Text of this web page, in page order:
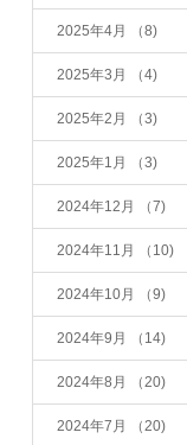
2025年4月 （8)
2025年3月 （4)
2025年2月 （3)
2025年1月 （3)
2024年12月 （7)
2024年11月 （10)
2024年10月 （9)
2024年9月 （14)
2024年8月 （20)
2024年7月 （20)